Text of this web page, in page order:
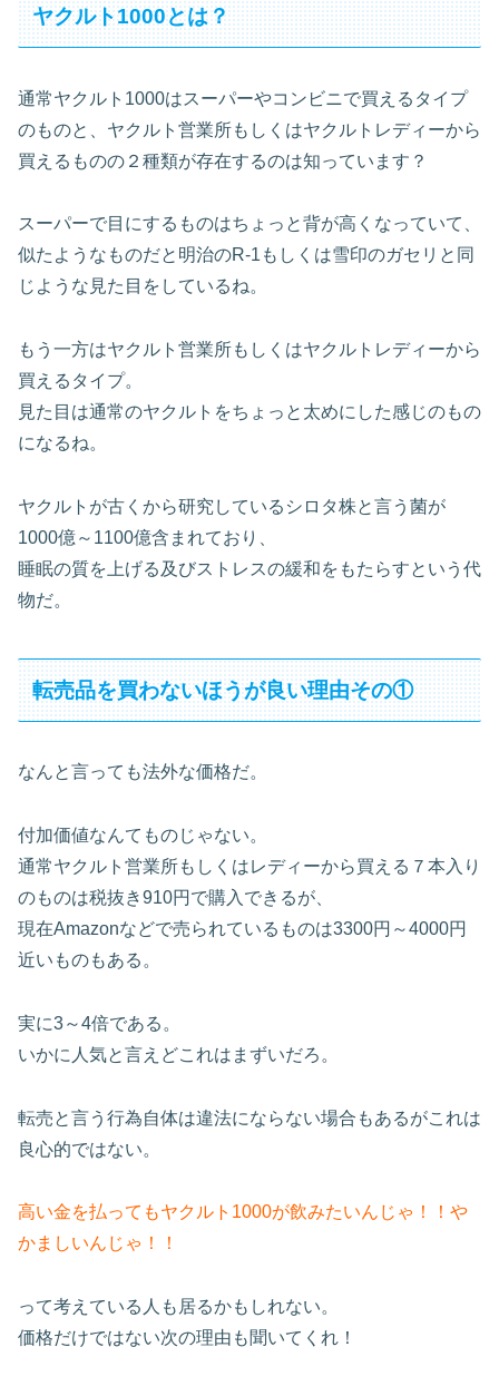
ヤクルト1000とは？
通常ヤクルト1000はスーパーやコンビニで買えるタイプ
のものと、ヤクルト営業所もしくはヤクルトレディーから
買えるものの２種類が存在するのは知っています？
スーパーで目にするものはちょっと背が高くなっていて、
似たようなものだと明治のR-1もしくは雪印のガセリと同
じような見た目をしているね。
もう一方はヤクルト営業所もしくはヤクルトレディーから
買えるタイプ。
見た目は通常のヤクルトをちょっと太めにした感じのもの
になるね。
ヤクルトが古くから研究しているシロタ株と言う菌が
1000億～1100億含まれており、
睡眠の質を上げる及びストレスの緩和をもたらすという代
物だ。
転売品を買わないほうが良い理由その①
なんと言っても法外な価格だ。
付加価値なんてものじゃない。
通常ヤクルト営業所もしくはレディーから買える７本入り
のものは税抜き910円で購入できるが、
現在Amazonなどで売られているものは3300円～4000円
近いものもある。
実に3～4倍である。
いかに人気と言えどこれはまずいだろ。
転売と言う行為自体は違法にならない場合もあるがこれは
良心的ではない。
高い金を払ってもヤクルト1000が飲みたいんじゃ！！や
かましいんじゃ！！
って考えている人も居るかもしれない。
価格だけではない次の理由も聞いてくれ！